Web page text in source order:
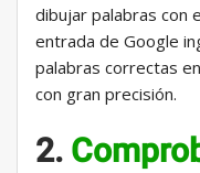
dibujar palabras con
entrada de Google
palabras correctas
con gran precisión.
2.